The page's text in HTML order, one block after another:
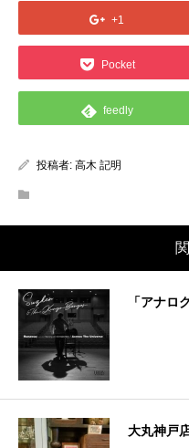
+1
Pocket
feedly
投稿者: 高木 記明
「アナロ
大丸神戸